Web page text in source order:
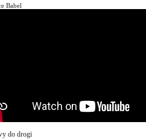
Babel
do drogi